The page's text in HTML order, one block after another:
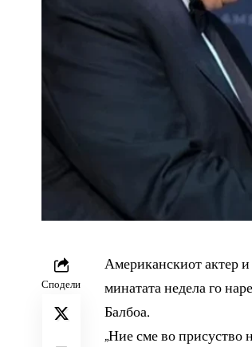
Сподели
Американскиот актер
минатата недела го
Балбоа.
„Ние сме во присуство